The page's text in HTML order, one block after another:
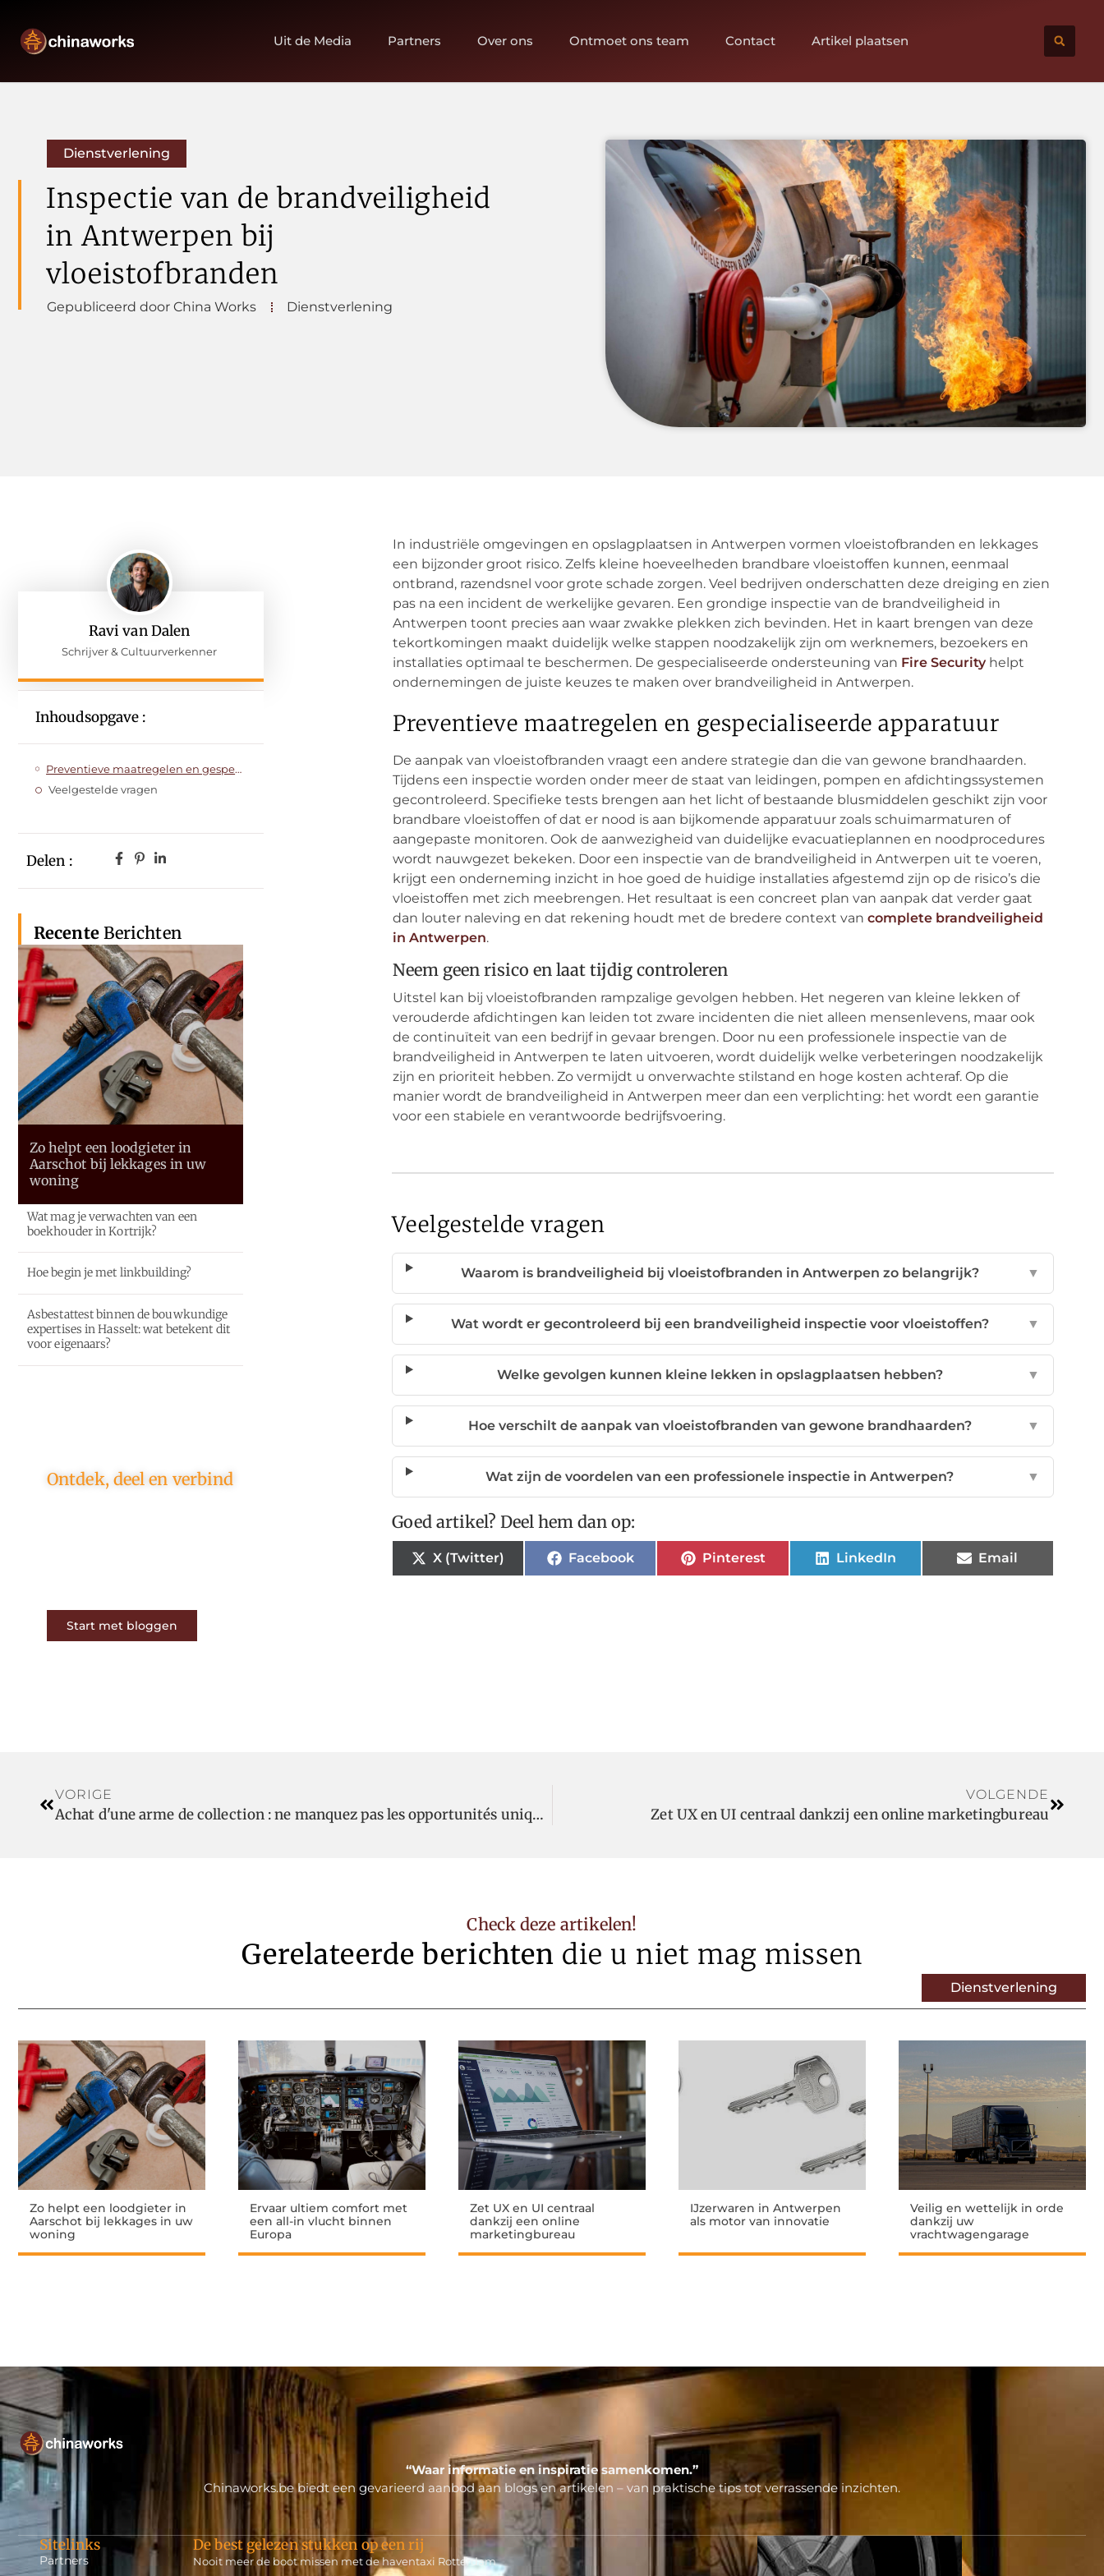
Uit de Media Partners Over ons Ontmoet ons team Contact Artikel plaatsen
Dienstverlening
Inspectie van de brandveiligheid
in Antwerpen bij
vloeistofbranden
Gepubliceerd door China Works Dienstverlening
Ravi van Dalen
Schrijver & Cultuurverkenner
Inhoudsopgave :
Preventieve maatregelen en gespecialiseerde apparatuur
Veelgestelde vragen
Delen :
RecenteBerichten
Zo helpt een loodgieter in
Aarschot bij lekkages in uw
woning
Wat mag je verwachten van een
boekhouder in Kortrijk?
Hoe begin je met linkbuilding?
Asbestattest binnen de bouwkundige
expertises in Hasselt: wat betekent dit
voor eigenaars?
Ontdek, deel en verbind
Start met bloggen
In industriële omgevingen en opslagplaatsen in Antwerpen vormen vloeistofbranden en lekkages
een bijzonder groot risico. Zelfs kleine hoeveelheden brandbare vloeistoffen kunnen, eenmaal
ontbrand, razendsnel voor grote schade zorgen. Veel bedrijven onderschatten deze dreiging en zien
pas na een incident de werkelijke gevaren. Een grondige inspectie van de brandveiligheid in
Antwerpen toont precies aan waar zwakke plekken zich bevinden. Het in kaart brengen van deze
tekortkomingen maakt duidelijk welke stappen noodzakelijk zijn om werknemers, bezoekers en
installaties optimaal te beschermen. De gespecialiseerde ondersteuning van Fire Securityhelpt
ondernemingen de juiste keuzes te maken over brandveiligheid in Antwerpen.
Preventieve maatregelen en gespecialiseerde apparatuur
De aanpak van vloeistofbranden vraagt een andere strategie dan die van gewone brandhaarden.
Tijdens een inspectie worden onder meer de staat van leidingen, pompen en afdichtingssystemen
gecontroleerd. Specifieke tests brengen aan het licht of bestaande blusmiddelen geschikt zijn voor
brandbare vloeistoffen of dat er nood is aan bijkomende apparatuur zoals schuimarmaturen of
aangepaste monitoren. Ook de aanwezigheid van duidelijke evacuatieplannen en noodprocedures
wordt nauwgezet bekeken. Door een inspectie van de brandveiligheid in Antwerpen uit te voeren,
krijgt een onderneming inzicht in hoe goed de huidige installaties afgestemd zijn op de risico’s die
vloeistoffen met zich meebrengen. Het resultaat is een concreet plan van aanpak dat verder gaat
dan louter naleving en dat rekening houdt met de bredere context van complete brandveiligheid
in Antwerpen.
Neem geen risico en laat tijdig controleren
Uitstel kan bij vloeistofbranden rampzalige gevolgen hebben. Het negeren van kleine lekken of
verouderde afdichtingen kan leiden tot zware incidenten die niet alleen mensenlevens, maar ook
de continuïteit van een bedrijf in gevaar brengen. Door nu een professionele inspectie van de
brandveiligheid in Antwerpen te laten uitvoeren, wordt duidelijk welke verbeteringen noodzakelijk
zijn en prioriteit hebben. Zo vermijdt u onverwachte stilstand en hoge kosten achteraf. Op die
manier wordt de brandveiligheid in Antwerpen meer dan een verplichting: het wordt een garantie
voor een stabiele en verantwoorde bedrijfsvoering.
Veelgestelde vragen
Waarom is brandveiligheid bij vloeistofbranden in Antwerpen zo belangrijk? ▼
Wat wordt er gecontroleerd bij een brandveiligheid inspectie voor vloeistoffen? ▼
Welke gevolgen kunnen kleine lekken in opslagplaatsen hebben? ▼
Hoe verschilt de aanpak van vloeistofbranden van gewone brandhaarden? ▼
Wat zijn de voordelen van een professionele inspectie in Antwerpen? ▼
Goed artikel? Deel hem dan op:
X (Twitter) Facebook Pinterest LinkedIn Email
VORIGE
Achat d'une arme de collection : ne manquez pas les opportunités uniques
VOLGENDE
Zet UX en UI centraal dankzij een online marketingbureau
Check deze artikelen!
Gerelateerde berichten die u niet mag missen
Dienstverlening
Zo helpt een loodgieter in
Aarschot bij lekkages in uw
woning
Ervaar ultiem comfort met
een all-in vlucht binnen
Europa
Zet UX en UI centraal
dankzij een online
marketingbureau
IJzerwaren in Antwerpen
als motor van innovatie
Veilig en wettelijk in orde
dankzij uw
vrachtwagengarage
“Waar informatie en inspiratie samenkomen.”
Chinaworks.be biedt een gevarieerd aanbod aan blogs en artikelen – van praktische tips tot verrassende inzichten.
Sitelinks
Partners
De best gelezen stukken op een rij
Nooit meer de boot missen met de haventaxi Rotterdam